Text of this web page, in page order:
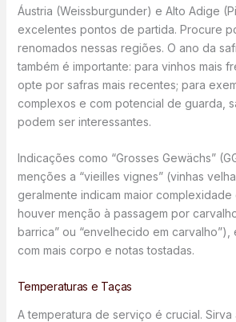
Áustria (Weissburgunder) e Alto Adige
excelentes pontos de partida. Procure
renomados nessas regiões. O ano da
também é importante: para vinhos mais
opte por safras mais recentes; para
complexos e com potencial de guarda,
podem ser interessantes.
Indicações como “Grosses Gewächs”
menções a “vieilles vignes” (vinhas
geralmente indicam maior complexidade
houver menção à passagem por
barrica” ou “envelhecido em carvalho”),
com mais corpo e notas tostadas.
Temperaturas e Taças
A temperatura de serviço é crucial. Sirva